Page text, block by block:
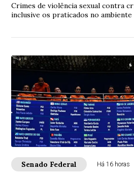
Crimes de violência sexual contra
inclusive os praticados no
Senado Federal Há 16 horas